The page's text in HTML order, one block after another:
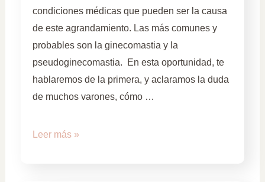
condiciones médicas que pueden ser la causa
de este agrandamiento. Las más comunes y
probables son la ginecomastia y la
pseudoginecomastia. En esta oportunidad, te
hablaremos de la primera, y aclaramos la duda
de muchos varones, cómo …
Leer más »